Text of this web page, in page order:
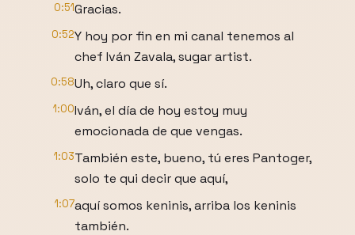
0:51Gracias.
0:52Y hoy por fin en mi canal tenemos al
chef Iván Zavala, sugar artist.
0:58Uh, claro que sí.
1:00Iván, el día de hoy estoy muy
emocionada de que vengas.
1:03También este, bueno, tú eres Pantoger,
solo te qui decir que aquí,
1:07aquí somos keninis, arriba los keninis
también.